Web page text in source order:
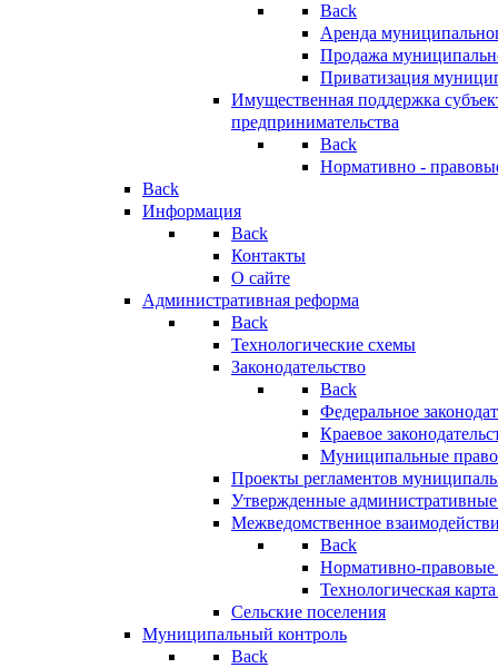
Back
Аренда
Продажа
Приватизация
Имущественная поддержка
предпринимательства
Back
Нормативно -
Back
Информация
Back
Контакты
О сайте
Административная реформа
Back
Технологические схемы
Законодательство
Back
Федеральное
Краевое
Муниципальные
Проекты регламентов
Утвержденные
Межведомственное
Back
Нормативно-правовые
Технологическая
Сельские поселения
Муниципальный контроль
Back